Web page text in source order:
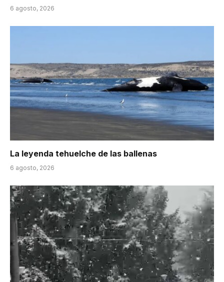
6 agosto, 2026
La leyenda tehuelche de las ballenas
6 agosto, 2026